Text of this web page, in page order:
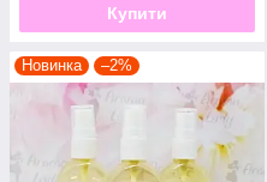
Купити
Новинка –2%